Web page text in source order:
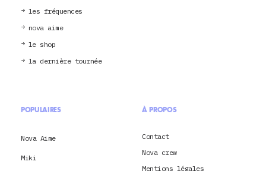
les fréquences
nova aime
le shop
la dernière tournée
POPULAIRES
Nova Aime
Miki
À PROPOS
Contact
Nova crew
Mentions légales